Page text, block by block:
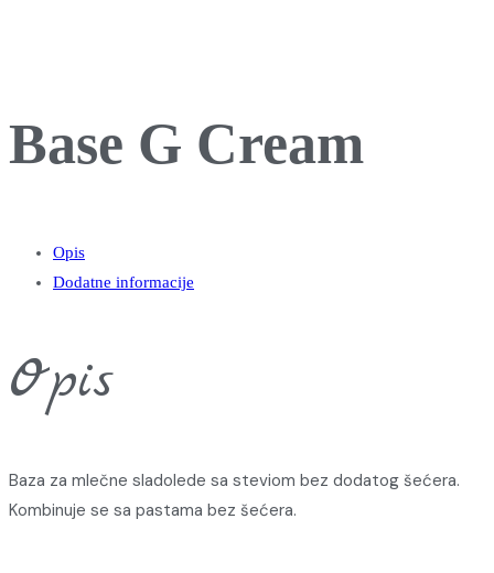
Base G Cream
Opis
Dodatne informacije
Opis
Baza za mlečne sladolede sa steviom bez dodatog šećera.
Kombinuje se sa pastama bez šećera.